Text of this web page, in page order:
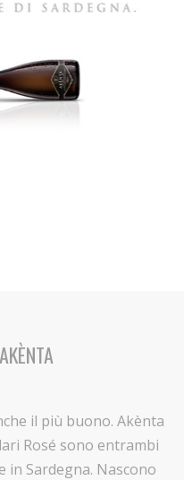
il più buono. Akènta
Rosé sono entrambi
in Sardegna. Nascono